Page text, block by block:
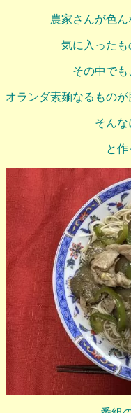
農家さんが色ん
気に入ったも
その中でも
オランダ素麺なるものが
そんな
と作